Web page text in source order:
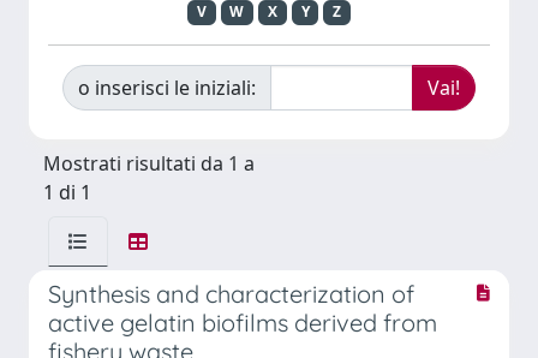
V
W X Y Z
o inserisci le iniziali:
Mostrati risultati da 1 a
1 di 1
Synthesis and characterization of
active gelatin biofilms derived from
fishery waste